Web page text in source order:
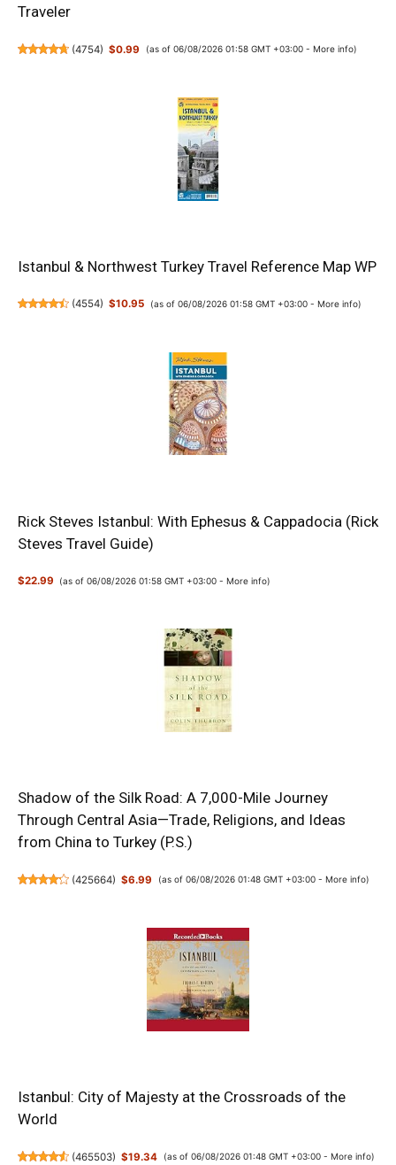
Traveler
(4754) $0.99 (as of 06/08/2026 01:58 GMT +03:00 - More info)
Istanbul & Northwest Turkey Travel Reference Map WP
(4554) $10.95 (as of 06/08/2026 01:58 GMT +03:00 - More info)
Rick Steves Istanbul: With Ephesus & Cappadocia (Rick
Steves Travel Guide)
$22.99 (as of 06/08/2026 01:58 GMT +03:00 -More info)
Shadow of the Silk Road: A 7,000-Mile Journey
Through Central Asia—Trade, Religions, and Ideas
from China to Turkey (P.S.)
(425664) $6.99 (as of 06/08/2026 01:48 GMT +03:00 - More info)
Istanbul: City of Majesty at the Crossroads of the
World
(465503) $19.34 (as of 06/08/2026 01:48 GMT +03:00 - More info)